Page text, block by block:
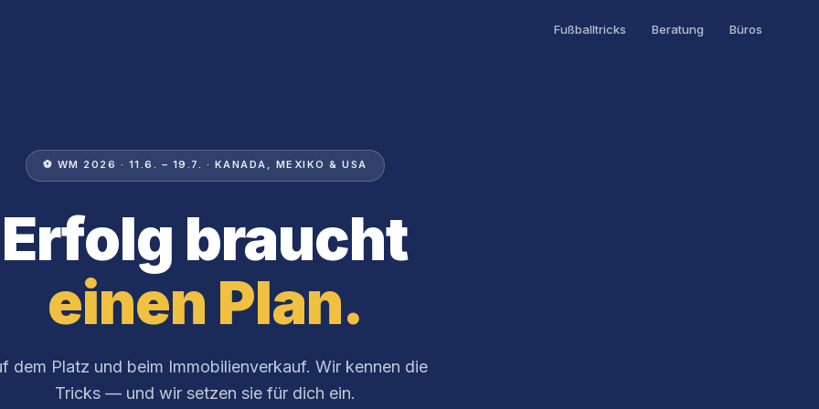
Fußballtricks Beratung Büros
⚽ WM 2026 · 11.6. – 19.7. · KANADA, MEXIKO & USA
Erfolg braucht
einen Plan.
dem Platz und beim Immobilienverkauf. Wir kennen die
Tricks — und wir setzen sie für dich ein.